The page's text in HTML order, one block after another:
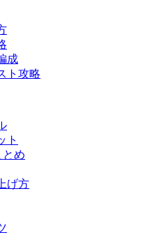
成
ト攻略
ト
とめ
げ方